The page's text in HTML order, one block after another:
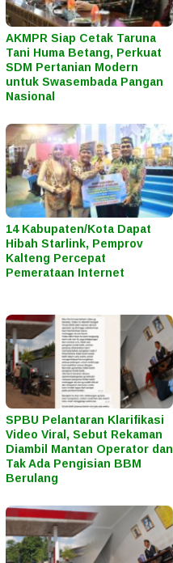
AKMPR Siap Cetak Taruna
Tani Huma Betang, Perkuat
SDM Pertanian Modern
untuk Swasembada Pangan
Nasional
14 Kabupaten/Kota Dapat
Hibah Starlink, Pemprov
Kalteng Percepat
Pemerataan Internet
SPBU Pelantaran Klarifikasi
Video Viral, Sebut Rekaman
Diambil Mantan Operator dan
Tak Ada Pengisian BBM
Berulang